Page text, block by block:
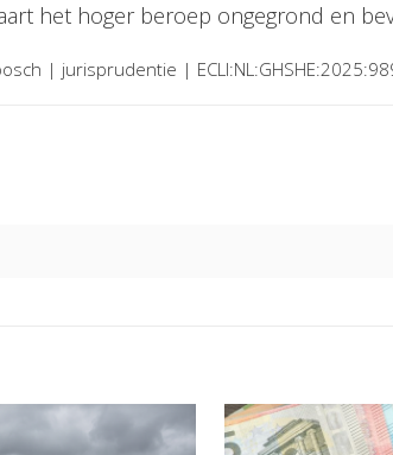
het hoger beroep ongegrond en
| jurisprudentie |